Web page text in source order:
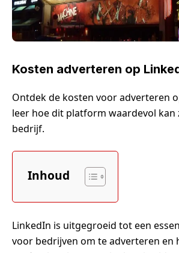
Kosten adverteren op
Ontdek de kosten voor adverteren
leer hoe dit platform waardevol kan
bedrijf.
Inhoud
LinkedIn is uitgegroeid tot een
voor bedrijven om te adverteren en